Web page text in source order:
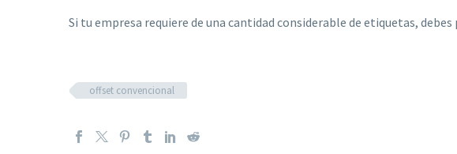
Si tu empresa requiere de una cantidad considerable de etiquetas,
offset convencional